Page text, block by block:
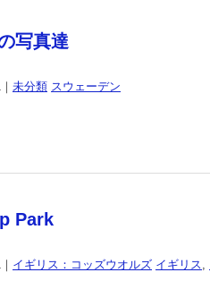
写真達
未分類 スウェーデン
Park
イギリス：コッズウオルズ イギリス,